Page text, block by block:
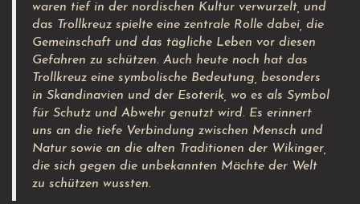
waren tief in der nordischen Kultur verwurzelt, und
das Trollkreuz spielte eine zentrale Rolle dabei, die
Gemeinschaft und das tägliche Leben vor diesen
Gefahren zu schützen. Auch heute noch hat das
Trollkreuz eine symbolische Bedeutung, besonders
in Skandinavien und der Esoterik, wo es als Symbol
für Schutz und Abwehr genutzt wird. Es erinnert
uns an die tiefe Verbindung zwischen Mensch und
Natur sowie an die alten Traditionen der Wikinger,
die sich gegen die unbekannten Mächte der Welt
zu schützen wussten.